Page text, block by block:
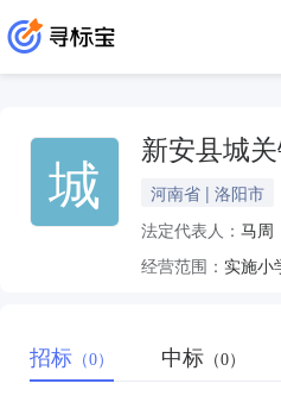
城 新安县城
河南省 | 洛阳市
法定代表人： 马周
经营范围： 实施
招标 （0） 中标 （0）